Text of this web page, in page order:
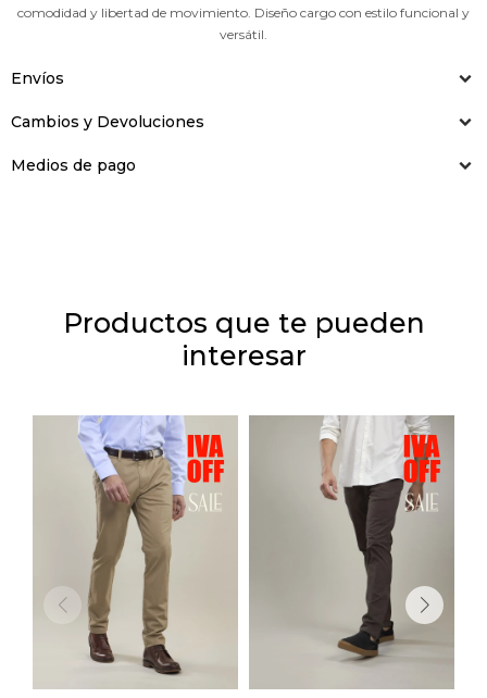
comodidad y libertad de movimiento. Diseño cargo con estilo funcional y
versátil.
Envíos
Cambios y Devoluciones
Medios de pago
Productos que te pueden
interesar